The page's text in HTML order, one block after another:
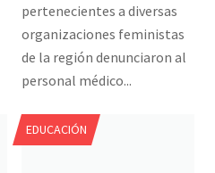
pertenecientes a diversas
organizaciones feministas
de la región denunciaron al
personal médico...
EDUCACIÓN